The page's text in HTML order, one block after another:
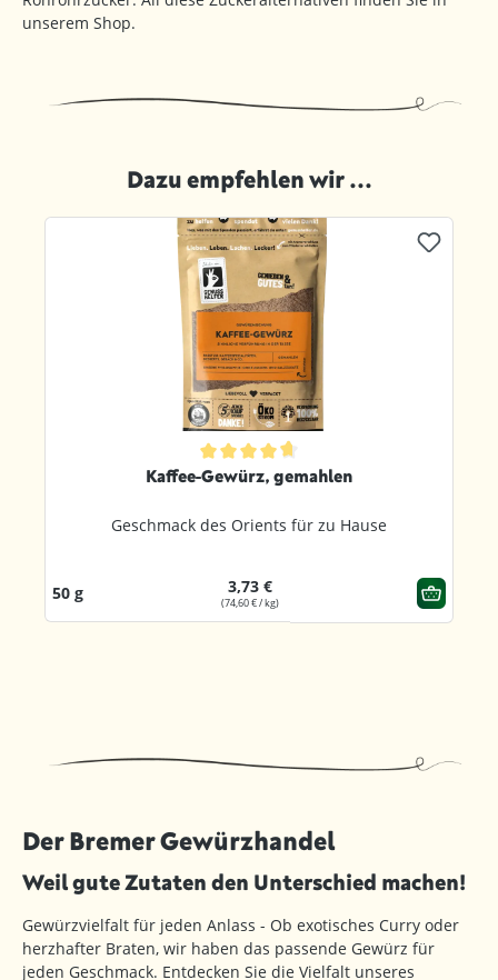
unserem Shop.
Dazu empfehlen wir ...
Produktgalerie überspringen
Durchschnittliche Bewertung von 4.7 von 5 Sternen
Kaffee-Gewürz, gemahlen
Geschmack des Orients für zu Hause
50 g 3,73 €
(74,60 € / kg)
Der Bremer Gewürzhandel
Weil gute Zutaten den Unterschied machen!
Gewürzvielfalt für jeden Anlass - Ob exotisches Curry oder
herzhafter Braten, wir haben das passende Gewürz für
jeden Geschmack. Entdecken Sie die Vielfalt unseres